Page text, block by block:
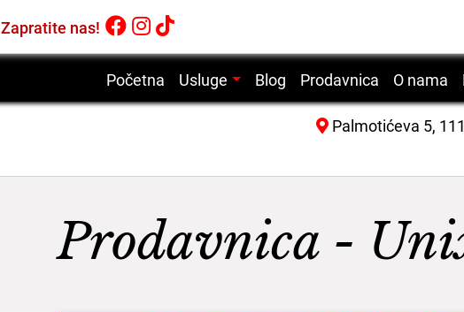
Zapratite nas!
Početna Usluge
Servis mobilnih telefona
Servis desktop računara
Servis laserskih štampača
Blog Prodavnica O nama
Palmotićeva 5,
Prodavnica -